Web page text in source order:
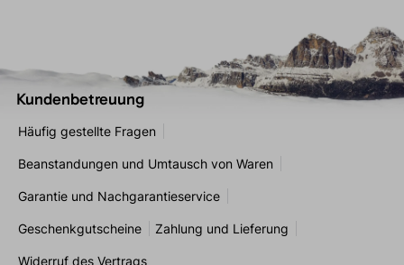
Kundenbetreuung
Häufig gestellte Fragen
Beanstandungen und Umtausch von Waren
Garantie und Nachgarantieservice
Geschenkgutscheine Zahlung und Lieferung
Widerruf des Vertrags